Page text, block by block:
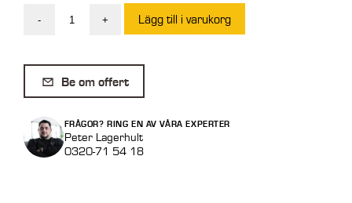
-
till
Gaffeltruck
500
kg
2500
+ Lägg till i varukorg
Be om offert
FRÅGOR? RING EN AV VÅRA EXPERTER
Peter Lagerhult
0320-71 54 18